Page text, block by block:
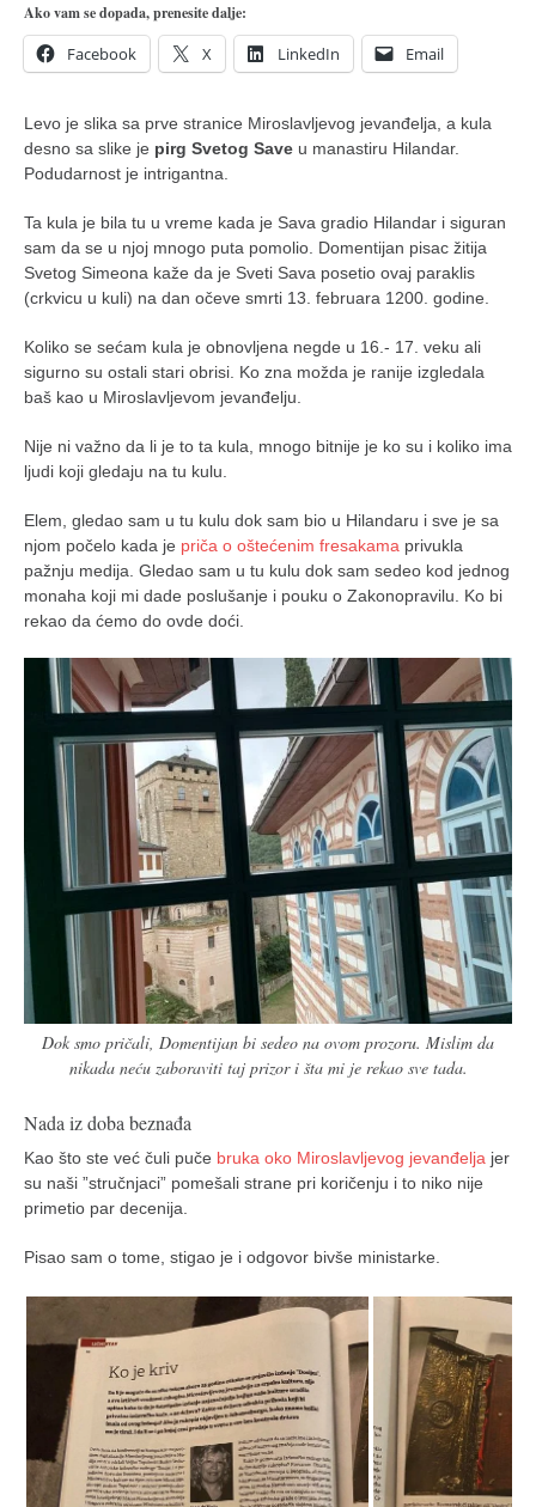
pravoslavlje
zabranjena istorija
porodične priče
umesto tvitera
azbuki i knjige
Okinava karate
moje beleške
istorija karatea
bubishi
karate
kihon
naihanchi
kushanku
temashiwari
kobudo
nunchaku
bo
tonfa
sai
timbei rochin
tsunami dojo
program
snimci nastupa
galerija kluba
članarina
kontakt
besplatna e-knjiga
moja priča
fotke
kontakt
Ћир
Ako vam se dopada, prenesite dalje:
Facebook X LinkedIn Email
Levo je slika sa prve stranice Miroslavljevog jevanđelja, a kula
desno sa slike je pirg Svetog Save u manastiru Hilandar.
Podudarnost je intrigantna.
Ta kula je bila tu u vreme kada je Sava gradio Hilandar i siguran
sam da se u njoj mnogo puta pomolio. Domentijan pisac žitija
Svetog Simeona kaže da je Sveti Sava posetio ovaj paraklis
(crkvicu u kuli) na dan očeve smrti 13. februara 1200. godine.
Koliko se sećam kula je obnovljena negde u 16.- 17. veku ali
sigurno su ostali stari obrisi. Ko zna možda je ranije izgledala
baš kao u Miroslavljevom jevanđelju.
Nije ni važno da li je to ta kula, mnogo bitnije je ko su i koliko ima
ljudi koji gledaju na tu kulu.
Elem, gledao sam u tu kulu dok sam bio u Hilandaru i sve je sa
njom počelo kada je priča o oštećenim fresakama privukla
pažnju medija. Gledao sam u tu kulu dok sam sedeo kod jednog
monaha koji mi dade poslušanje i pouku o Zakonopravilu. Ko bi
rekao da ćemo do ovde doći.
Dok smo pričali, Domentijan bi sedeo na ovom prozoru. Mislim da
nikada neću zaboraviti taj prizor i šta mi je rekao sve tada.
Nada iz doba beznađa
Kao što ste već čuli puče bruka oko Miroslavljevog jevanđelja jer
su naši ”stručnjaci” pomešali strane pri koričenju i to niko nije
primetio par decenija.
Pisao sam o tome, stigao je i odgovor bivše ministarke.